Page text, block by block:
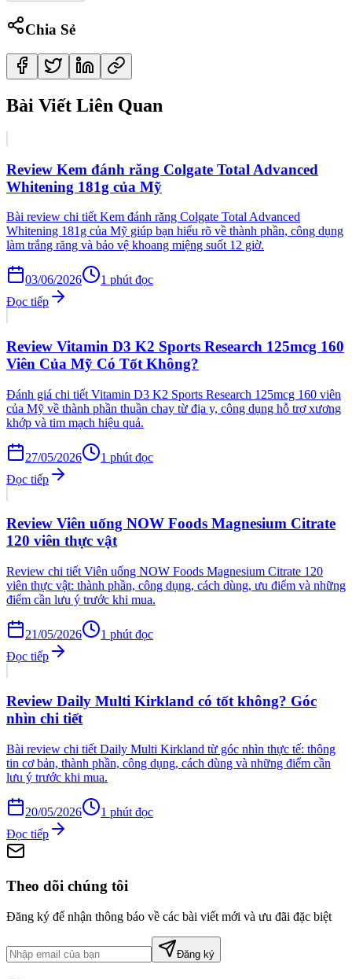
Chia Sẻ
Bài Viết Liên Quan
Review Kem đánh răng Colgate Total Advanced
Whitening 181g của Mỹ
Bài review chi tiết Kem đánh răng Colgate Total Advanced
Whitening 181g của Mỹ giúp bạn hiểu rõ về thành phần, công dụng
làm trắng răng và bảo vệ khoang miệng suốt 12 giờ.
03/06/2026 1 phút đọc
Đọc tiếp
Review Vitamin D3 K2 Sports Research 125mcg 160
Viên Của Mỹ Có Tốt Không?
Đánh giá chi tiết Vitamin D3 K2 Sports Research 125mcg 160 viên
của Mỹ về thành phần thuần chay từ địa y, công dụng hỗ trợ xương
khớp và tim mạch hiệu quả.
27/05/2026 1 phút đọc
Đọc tiếp
Review Viên uống NOW Foods Magnesium Citrate
120 viên thực vật
Review chi tiết Viên uống NOW Foods Magnesium Citrate 120
viên thực vật: thành phần, công dụng, cách dùng, ưu điểm và những
điểm cần lưu ý trước khi mua.
21/05/2026 1 phút đọc
Đọc tiếp
Review Daily Multi Kirkland có tốt không? Góc
nhìn chi tiết
Bài review chi tiết Daily Multi Kirkland từ góc nhìn thực tế: thông
tin cơ bản, thành phần, công dụng, cách dùng và những điểm cần
lưu ý trước khi mua.
20/05/2026 1 phút đọc
Đọc tiếp
Theo dõi chúng tôi
Đăng ký để nhận thông báo về các bài viết mới và ưu đãi đặc biệt
Đăng ký